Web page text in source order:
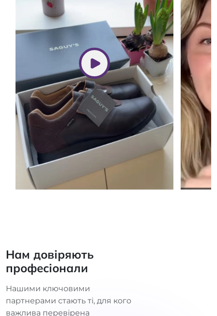
Нам довіряють
професіонали
Нашими ключовими
партнерами стають ті, для кого
важлива перевірена